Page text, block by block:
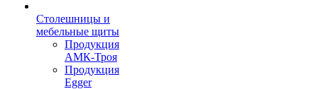
Столешницы и
мебельные щиты
Продукция
АМК-Троя
Продукция
Egger